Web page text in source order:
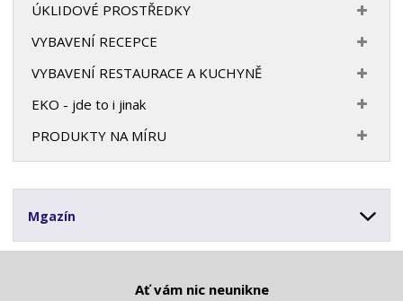
ÚKLIDOVÉ PROSTŘEDKY
VYBAVENÍ RECEPCE
VYBAVENÍ RESTAURACE A KUCHYNĚ
EKO - jde to i jinak
PRODUKTY NA MÍRU
Mgazín
Ať vám nic neunikne